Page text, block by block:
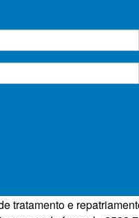
tratamento e